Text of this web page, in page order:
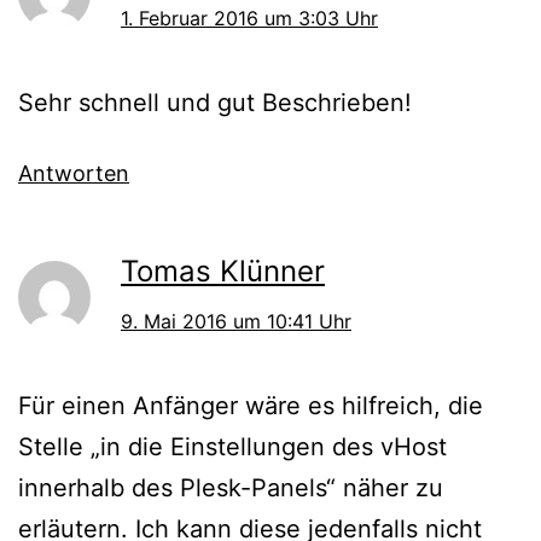
1. Februar 2016 um 3:03 Uhr
Sehr schnell und gut Beschrieben!
Antworten
Tomas Klünner
9. Mai 2016 um 10:41 Uhr
Für einen Anfänger wäre es hilfreich, die
Stelle „in die Einstellungen des vHost
innerhalb des Plesk-Panels“ näher zu
erläutern. Ich kann diese jedenfalls nicht